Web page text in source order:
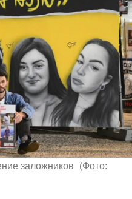
заложников (Фото: